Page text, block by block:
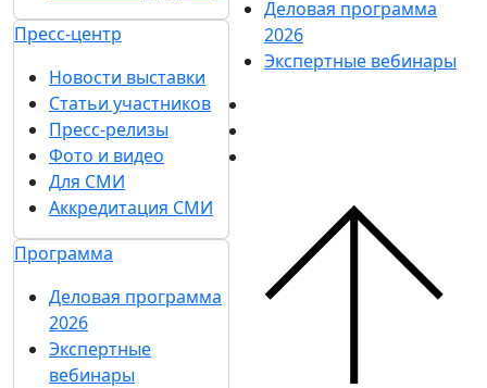
Пресс-центр
Новости выставки
Статьи участников
Пресс-релизы
Фото и видео
Для СМИ
Аккредитация СМИ
Программа
Деловая программа
2026
Экспертные
вебинары
Деловая программа
2026
Экспертные вебинары